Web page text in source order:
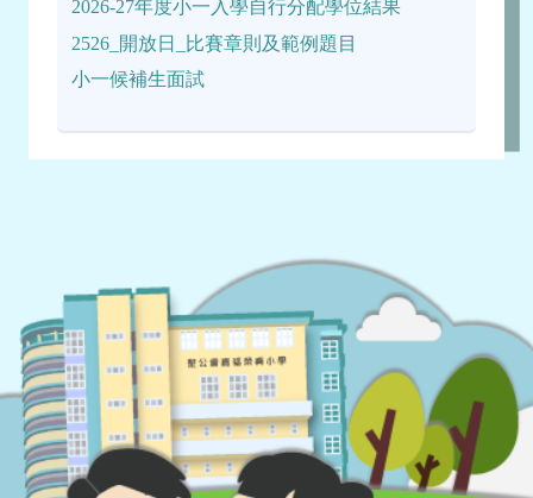
2026-27年度小一入學自行分配學位結果
2526_開放日_比賽章則及範例題目
小一候補生面試